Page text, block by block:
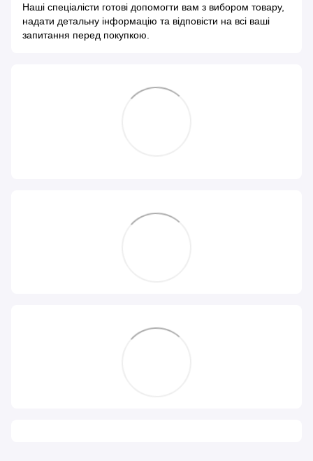
Наші спеціалісти готові допомогти вам з вибором товару,
надати детальну інформацію та відповісти на всі ваші
запитання перед покупкою.